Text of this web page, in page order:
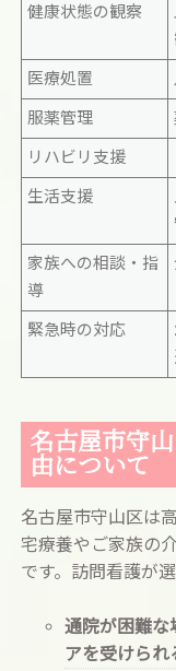
健康状態の観察
医療処置
服薬管理
リハビリ支援
生活支援
家族への相談・指
導
緊急時の対応
名古屋市守
由について
名古屋市守山区は
宅療養やご家族の
です。訪問看護が
通院が困難な
アを受けられ